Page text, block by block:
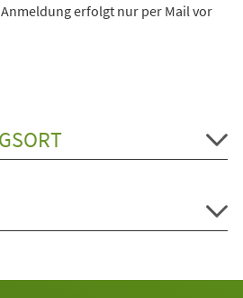
erfolgt nur per Mail vor